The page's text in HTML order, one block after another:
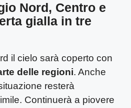
Nord, Centro e
gialla in tre
il cielo sarà coperto con
delle regioni. Anche
resterà
Continuerà a piovere